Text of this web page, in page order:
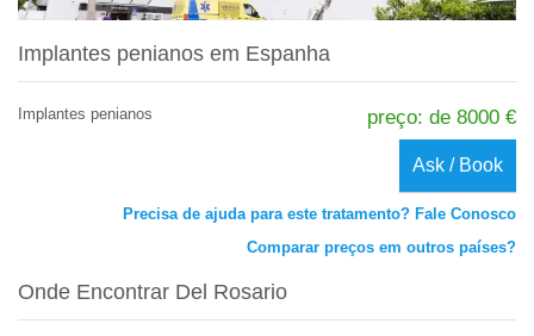
Implantes penianos em Espanha
Implantes penianos preço: de 8000 €
Ask / Book
Precisa de ajuda para este tratamento? Fale Conosco
Comparar preços em outros países?
Onde Encontrar Del Rosario